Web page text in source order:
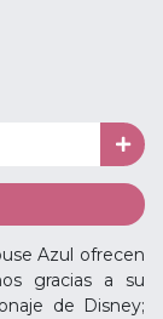
Azul ofrecen
gracias a su
de Disney;